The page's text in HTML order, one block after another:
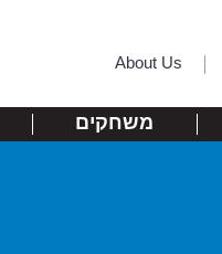
About Us
משחקים